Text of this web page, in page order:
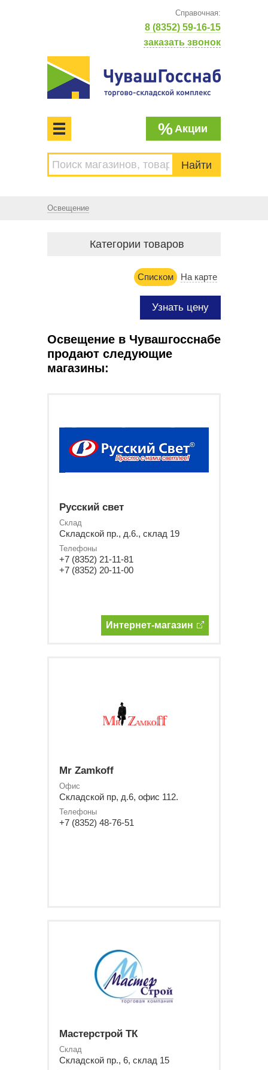
Справочная:
8 (8352) 59-16-15
заказать звонок
МЕНЮ
%Акции
Освещение
Категории товаров
На карте
Списком
Узнать цену
Освещение в Чувашгосснабе
продают следующие
магазины:
Русский свет
Склад
Складской пр., д.6., склад 19
Телефоны
+7 (8352) 21-11-81
+7 (8352) 20-11-00
Интернет-магазин
Mr Zamkoff
Офис
Складской пр, д.6, офис 112.
Телефоны
+7 (8352) 48-76-51
Мастерстрой ТК
Склад
Складской пр., 6, склад 15